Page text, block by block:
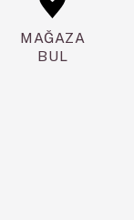
MAĞAZA
BUL